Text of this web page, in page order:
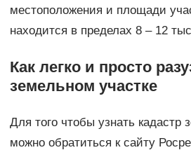
местоположения и площади
находится в пределах 8 – 12
Как легко и просто
земельном участке
Для того чтобы узнать кадастр
можно обратиться к сайту